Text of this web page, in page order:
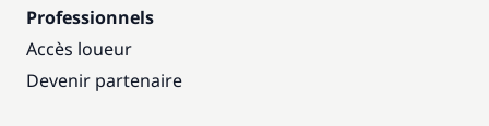
Professionnels
Accès loueur
Devenir partenaire